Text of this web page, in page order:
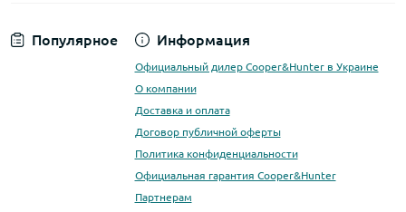
Популярное Информация
Официальный дилер Cooper&Hunter в Украине
О компании
Доставка и оплата
Договор публичной оферты
Политика конфиденциальности
Официальная гарантия Cooper&Hunter
Партнерам